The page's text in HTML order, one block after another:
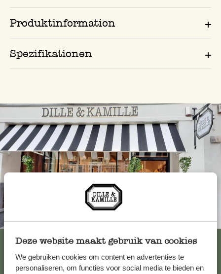
Deze website maakt gebruik van cookies
We gebruiken cookies om content en advertenties te
personaliseren, om functies voor social media te bieden en
Produktinformation
Spezifikationen
Immer in der Nähe
Alle 62 Geschäfte anzeigen